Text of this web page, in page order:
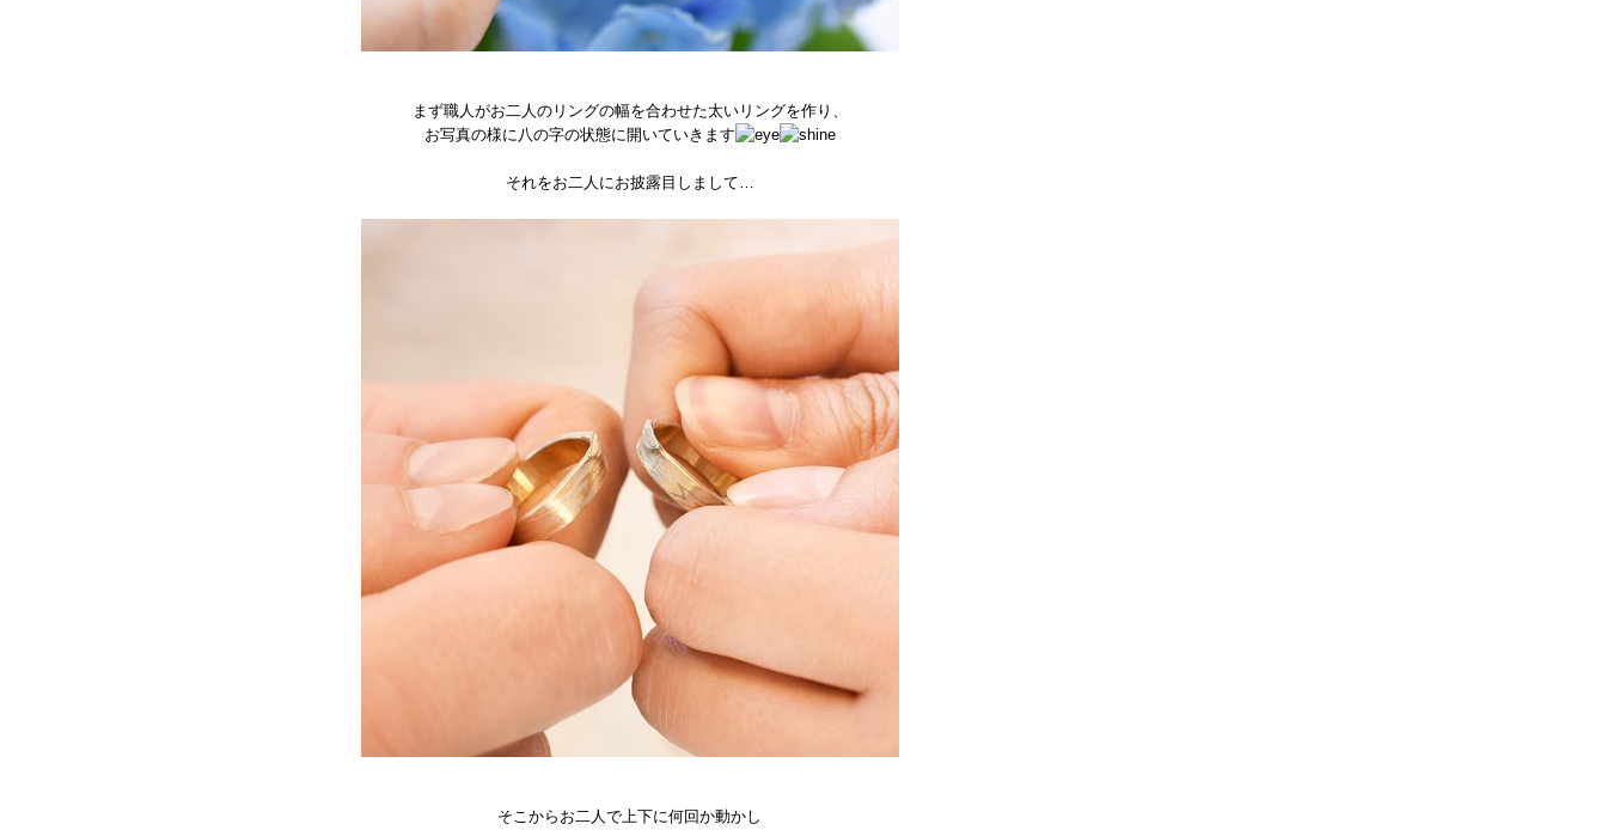
まず職人がお二人のリングの幅を合わせた太いリングを作り、
お写真の様に八の字の状態に開いていきます
それをお二人にお披露目しまして…
そこからお二人で上下に何回か動かし